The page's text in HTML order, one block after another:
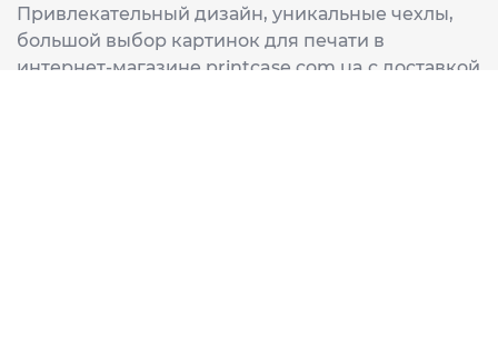
Привлекательный дизайн, уникальные чехлы,
большой выбор картинок для печати в
интернет-магазине printcase.com.ua с доставкой